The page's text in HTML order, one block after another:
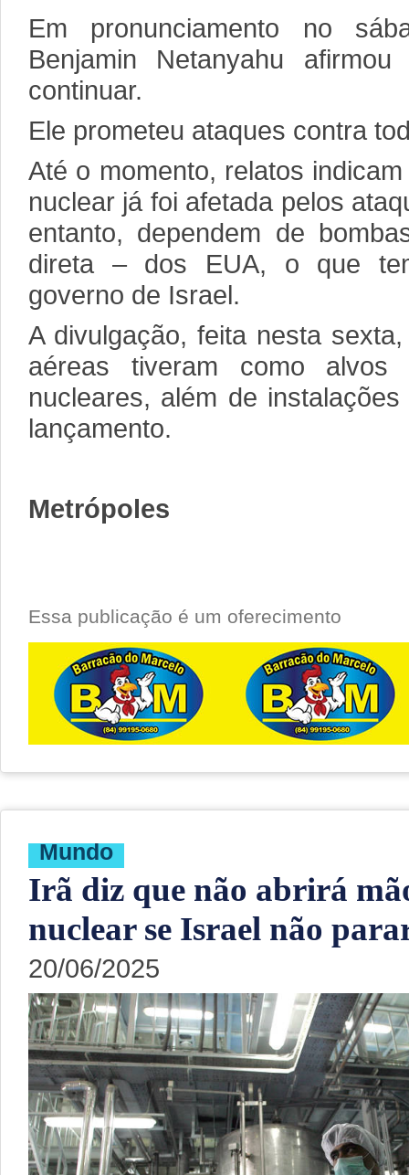
Em pronunciamento no
Benjamin Netanyahu
continuar.
Ele prometeu ataques contra
Até o momento, relatos
nuclear já foi afetada pelos
entanto, dependem de
direta – dos EUA, o que
governo de Israel.
A divulgação, feita nesta
aéreas tiveram como alvos
nucleares, além de
lançamento.
Metrópoles
Essa publicação é um oferecimento
Mundo
Irã diz que não abrirá
nuclear se Israel não
20/06/2025